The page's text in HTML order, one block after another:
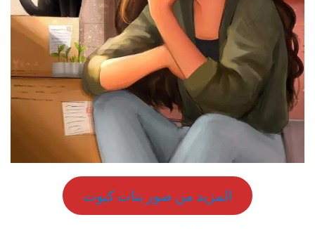
المزيد من صور بنات كيوت